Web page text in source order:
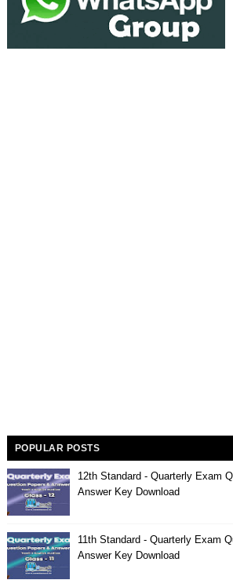
POPULAR POSTS
12th Standard - Quarterly Exam
Answer Key Download
11th Standard - Quarterly Exam
Answer Key Download